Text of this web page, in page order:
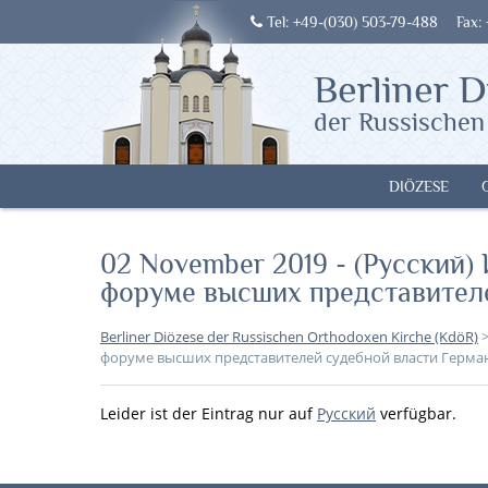
Tel: +49-(030) 503-79-488 Fax:
Berliner
der
DIÖZESE
02 November 2019 -
форуме высших
Berliner Diözese der Russischen Orthodoxen Kirche (KdöR)>
форуме высших представителей судебной власти
Leider ist der Eintrag nur auf Русский verfügbar.